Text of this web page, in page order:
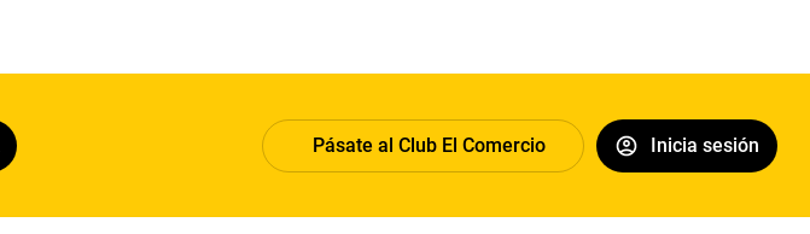
Pásate al Club El Comercio Inicia sesión